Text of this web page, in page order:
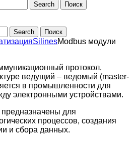
Search Поиск
Search Поиск
SilinesModbus модули
протокол,
ведущий – ведомый (master-
в промышленности для
электронными устройствами.
для
процессов, создания
и сбора данных.